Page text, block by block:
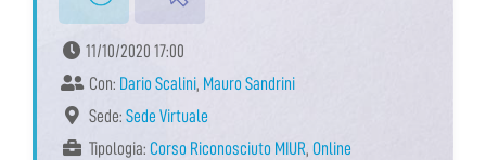
11/10/2020 17:00
Con: Dario Scalini, Mauro Sandrini
Sede: Sede Virtuale
Tipologia: Corso Riconosciuto MIUR, Online